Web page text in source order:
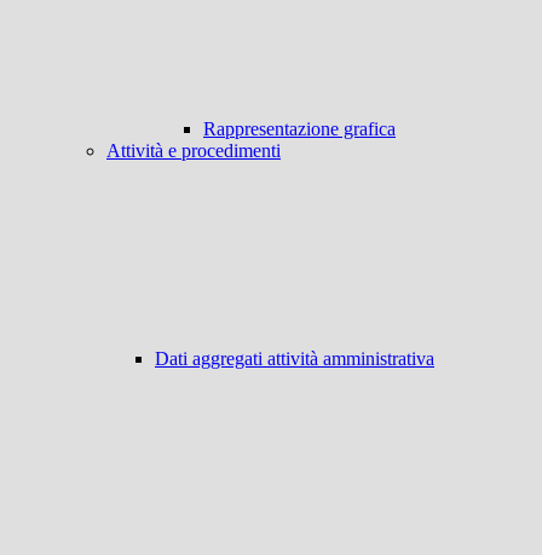
Rappresentazione grafica
Attività e procedimenti
Dati aggregati attività amministrativa